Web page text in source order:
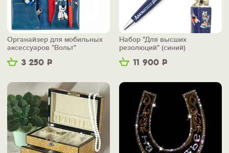
3 250 Р
Органайзер для мобильных
аксессуаров "Вольт"
11 900 Р
Набор "Для высших
резолюций" (синий)